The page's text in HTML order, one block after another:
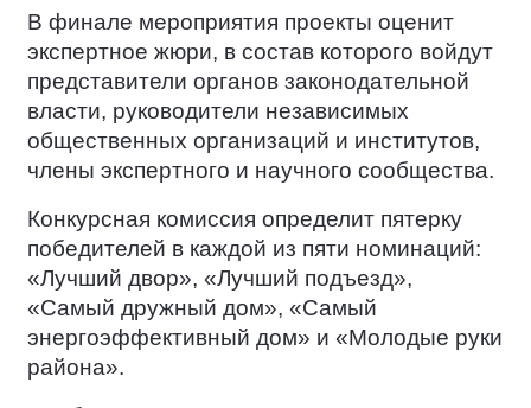
В финале мероприятия проекты оценит
экспертное жюри, в состав которого войдут
представители органов законодательной
власти, руководители независимых
общественных организаций и институтов,
члены экспертного и научного сообщества.
Конкурсная комиссия определит пятерку
победителей в каждой из пяти номинаций:
«Лучший двор», «Лучший подъезд»,
«Самый дружный дом», «Самый
энергоэффективный дом» и «Молодые руки
района».